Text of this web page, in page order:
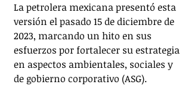
La petrolera mexicana presentó esta
versión el pasado 15 de diciembre de
2023, marcando un hito en sus
esfuerzos por fortalecer su estrategia
en aspectos ambientales, sociales y
de gobierno corporativo (ASG).